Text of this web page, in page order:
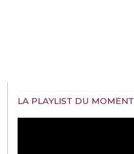
LA PLAYLIST DU MOMENT